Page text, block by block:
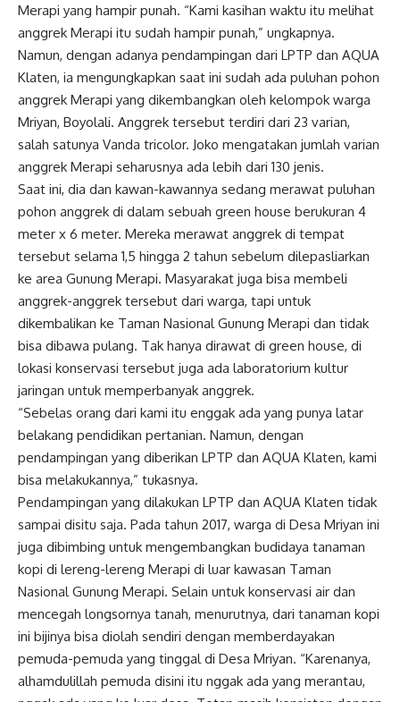
Merapi yang hampir punah. “Kami kasihan waktu itu melihat
anggrek Merapi itu sudah hampir punah,” ungkapnya.
Namun, dengan adanya pendampingan dari LPTP dan AQUA
Klaten, ia mengungkapkan saat ini sudah ada puluhan pohon
anggrek Merapi yang dikembangkan oleh kelompok warga
Mriyan, Boyolali. Anggrek tersebut terdiri dari 23 varian,
salah satunya Vanda tricolor. Joko mengatakan jumlah varian
anggrek Merapi seharusnya ada lebih dari 130 jenis.
Saat ini, dia dan kawan-kawannya sedang merawat puluhan
pohon anggrek di dalam sebuah green house berukuran 4
meter x 6 meter. Mereka merawat anggrek di tempat
tersebut selama 1,5 hingga 2 tahun sebelum dilepasliarkan
ke area Gunung Merapi. Masyarakat juga bisa membeli
anggrek-anggrek tersebut dari warga, tapi untuk
dikembalikan ke Taman Nasional Gunung Merapi dan tidak
bisa dibawa pulang. Tak hanya dirawat di green house, di
lokasi konservasi tersebut juga ada laboratorium kultur
jaringan untuk memperbanyak anggrek.
“Sebelas orang dari kami itu enggak ada yang punya latar
belakang pendidikan pertanian. Namun, dengan
pendampingan yang diberikan LPTP dan AQUA Klaten, kami
bisa melakukannya,” tukasnya.
Pendampingan yang dilakukan LPTP dan AQUA Klaten tidak
sampai disitu saja. Pada tahun 2017, warga di Desa Mriyan ini
juga dibimbing untuk mengembangkan budidaya tanaman
kopi di lereng-lereng Merapi di luar kawasan Taman
Nasional Gunung Merapi. Selain untuk konservasi air dan
mencegah longsornya tanah, menurutnya, dari tanaman kopi
ini bijinya bisa diolah sendiri dengan memberdayakan
pemuda-pemuda yang tinggal di Desa Mriyan. “Karenanya,
alhamdulillah pemuda disini itu nggak ada yang merantau,